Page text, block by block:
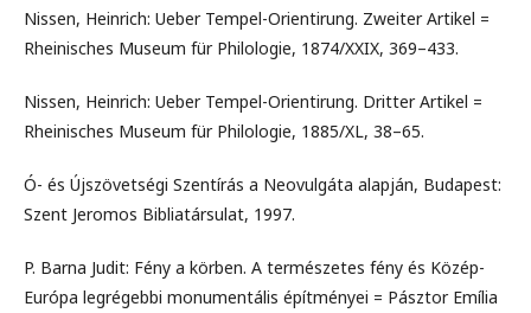
Nissen, Heinrich: Ueber Tempel-Orientirung. Zweiter Artikel =
Rheinisches Museum für Philologie, 1874/XXIX, 369–433.
Nissen, Heinrich: Ueber Tempel-Orientirung. Dritter Artikel =
Rheinisches Museum für Philologie, 1885/XL, 38–65.
Ó- és Újszövetségi Szentírás a Neovulgáta alapján, Budapest:
Szent Jeromos Bibliatársulat, 1997.
P. Barna Judit: Fény a körben. A természetes fény és Közép-
Európa legrégebbi monumentális építményei = Pásztor Emília